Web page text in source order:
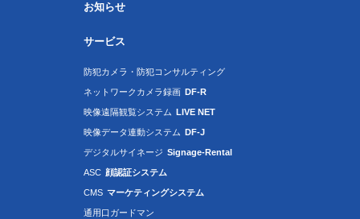
お知らせ
サービス
防犯カメラ・防犯コンサルティング
ネットワークカメラ録画 DF-R
映像遠隔観覧システム LIVE NET
映像データ連動システム DF-J
デジタルサイネージ Signage-Rental
ASC 顔認証システム
CMS マーケティングシステム
通用口ガードマン